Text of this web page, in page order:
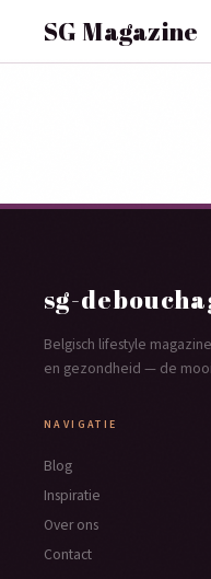
SG Magazine
sg-
Belgisch lifestyle
en gezondheid — de
NAVIGATIE
Blog
Inspiratie
Over ons
Contact